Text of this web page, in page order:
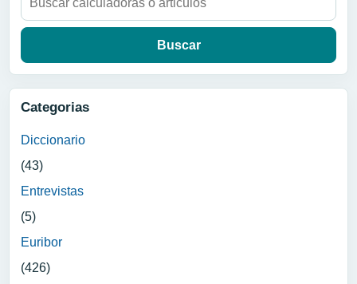
Categorias
Diccionario
(43)
Entrevistas
(5)
Euribor
(426)